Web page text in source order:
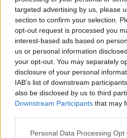
targeted advertising by us, please
section to confirm your selection.
opt-out request is processed you
interest-based ads based on
us or personal information
your opt-out. You may separately
disclosure of your personal
IAB’s list of downstream
also be disclosed by us to third
Downstream Participants that may
Please note that this website/app
Personal Data Processing Opt
των οποίων ένα
και μεταφέρεται
που προσήλθαν μόνα
αναπνευστικά